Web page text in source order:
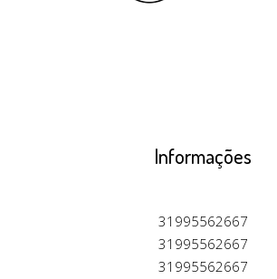
Informações
31995562667
31995562667
31995562667